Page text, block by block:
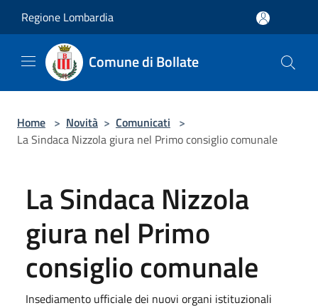
Regione Lombardia
Comune di Bollate
Home > Novità > Comunicati >
La Sindaca Nizzola giura nel Primo consiglio comunale
La Sindaca Nizzola
giura nel Primo
consiglio comunale
Insediamento ufficiale dei nuovi organi istituzionali